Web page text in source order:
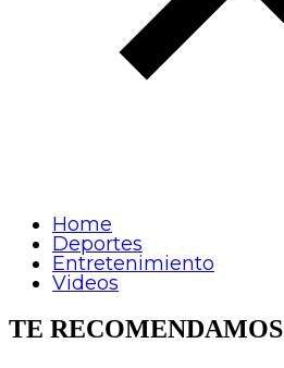
Home
Deportes
Entretenimiento
Videos
TE RECOMENDAMOS